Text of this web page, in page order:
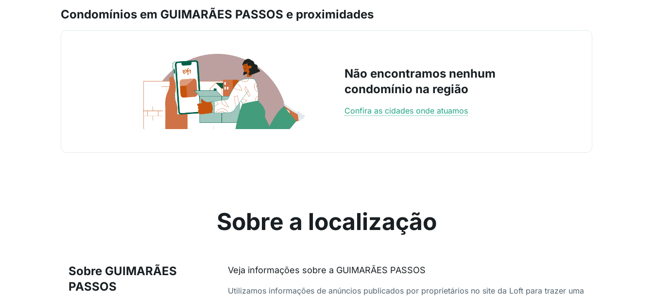
Condomínios em GUIMARÃES PASSOS e proximidades
Não encontramos nenhum
condomínio na região
Confira as cidades onde atuamos
Sobre a localização
Sobre GUIMARÃES
PASSOS
Veja informações sobre a GUIMARÃES PASSOS
Utilizamos informações de anúncios publicados por proprietários no site da Loft para trazer uma